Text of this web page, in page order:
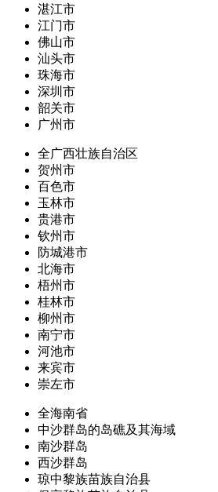
湛江市
江门市
佛山市
汕头市
珠海市
深圳市
韶关市
广州市
全广西壮族自治区
贺州市
百色市
玉林市
贵港市
钦州市
防城港市
北海市
梧州市
桂林市
柳州市
南宁市
河池市
来宾市
崇左市
全海南省
中沙群岛的岛礁及其海域
南沙群岛
西沙群岛
琼中黎族苗族自治县